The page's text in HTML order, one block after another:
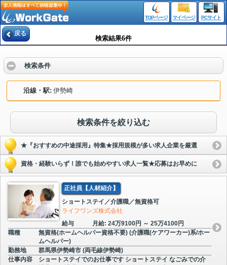
TOPページ マイページ PCサイト
戻る
検索結果6件
検索条件
沿線・駅 伊勢崎
検索条件を絞り込む
★『おすすめの中途採用』特集★採用規模が多い求人企業を厳選
資格・経験いらず！誰でも始めやすい求人一覧★応募はお早めに
正社員【人材紹介】
ショートステイ／介護職／無資格可
ライフワンズ株式会社
給与
月給: 24万9100円 ～ 25万4100円
職種
無資格(ホームヘルパー資格不要) (介護職(ケアワーカー)系/ホー
ムヘルパー)
勤務地
群馬県伊勢崎市 (両毛線伊勢崎)
仕事内容
ショートステイでのお仕事です ショートステイ なごみでの介